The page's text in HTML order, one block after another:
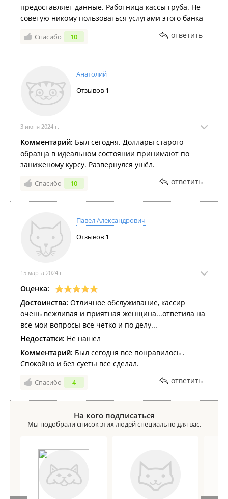
предоставляет данные. Работница кассы груба. Не
советую никому пользоваться услугами этого банка
Спасибо 10 ответить
Анатолий
Отзывов 1
3 июня 2024 г.
Комментарий: Был сегодня. Доллары старого
образца в идеальном состоянии принимают по
заниженому курсу. Развернулся ушёл.
Спасибо 10 ответить
Павел Александрович
Отзывов 1
15 марта 2024 г.
Оценка:
Достоинства: Отличное обслуживание, кассир
очень вежливая и приятная женщина...ответила на
все мои вопросы все четко и по делу...
Недостатки: Не нашел
Комментарий: Был сегодня все понравилось .
Спокойно и без суеты все сделал.
Спасибо 4 ответить
На кого подписаться
Мы подобрали список этих людей специально для вас.